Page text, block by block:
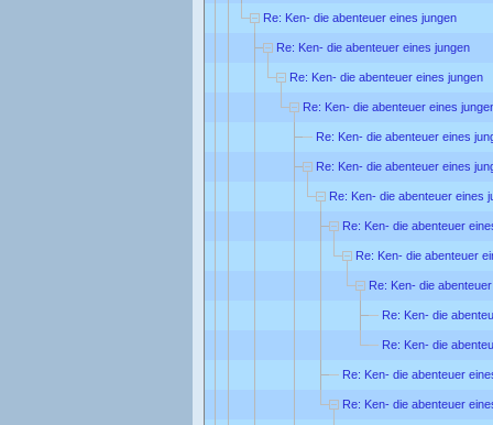
Re: Ken- die abenteuer eines jungen
Re: Ken- die abenteuer eines jungen
Re: Ken- die abenteuer eines jungen
Re: Ken- die abenteuer eines
Re: Ken- die abenteuer eines
Re: Ken- die abenteuer eines
Re: Ken- die abenteuer eines
Re: Ken- die abenteuer
Re: Ken- die abenteuer
Re: Ken- die
Re: Ken- die
Re: Ken- die
Re: Ken- die abenteuer
Re: Ken- die abenteuer